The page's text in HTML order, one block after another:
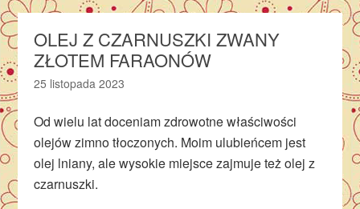
OLEJ Z CZARNUSZKI ZWANY
ZŁOTEM FARAONÓW
25 listopada 2023
Od wielu lat doceniam zdrowotne właściwości
olejów zimno tłoczonych. Moim ulubieńcem jest
olej lniany, ale wysokie miejsce zajmuje też olej z
czarnuszki.